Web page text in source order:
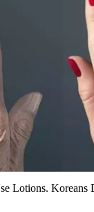
Lotions. Koreans